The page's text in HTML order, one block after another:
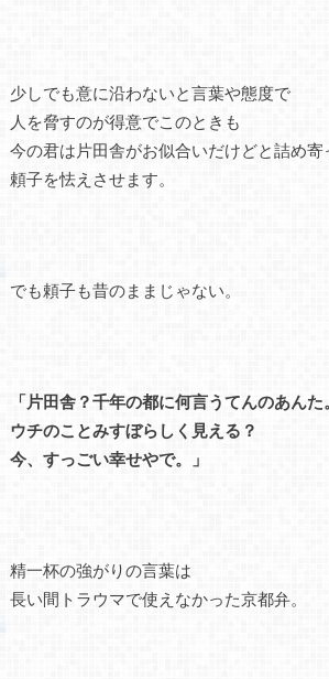
少しでも意に沿わないと言葉や態度で
人を脅すのが得意でこのときも
今の君は片田舎がお似合いだけどと詰め寄
頼子を怯えさせます。
でも頼子も昔のままじゃない。
「片田舎？千年の都に何言うてんのあんた。
ウチのことみすぼらしく見える？
今、すっごい幸せやで。」
精一杯の強がりの言葉は
長い間トラウマで使えなかった京都弁。